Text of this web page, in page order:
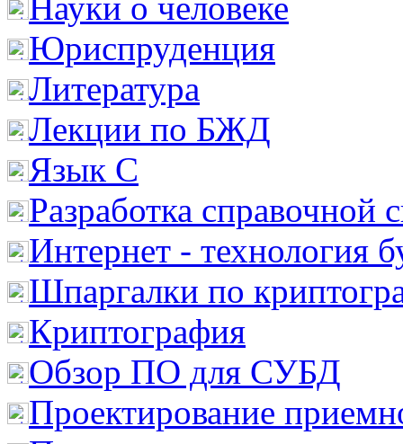
Юриспруденция
Литература
Лекции по БЖД
Язык С
Разработка справочной
Интернет - технология
Шпаргалки по
Криптография
Обзор ПО для СУБД
Проектирование